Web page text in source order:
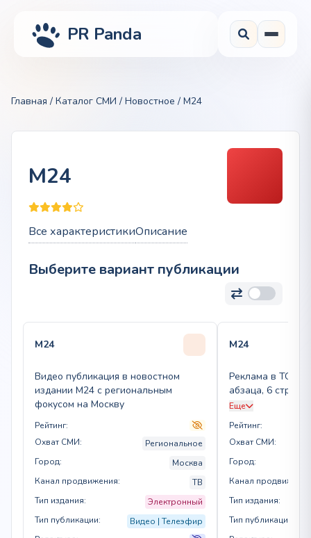
PR Panda
Главная / Каталог СМИ / Новостное / M24
M24
Все характеристикиОписание
Выберите вариант публикации
M24
Видео публикация в новостном
издании M24 с региональным
фокусом на Москву
Рейтинг:
Охват СМИ:
Региональное
Город:
Москва
Канал продвижения:
ТВ
Тип издания:
Электронный
Тип публикации:
Видео | Телеэфир
M24
Реклама в TG-
абзаца, 6
показов/сутки,
Еще
Рейтинг:
Охват СМИ:
Город:
Канал
Тип издания:
Тип публикации: